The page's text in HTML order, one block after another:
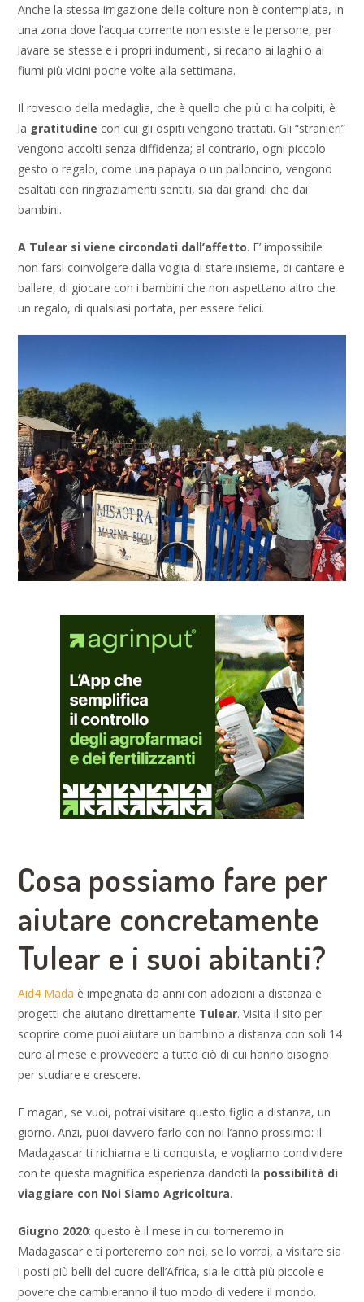
Anche la stessa irrigazione delle colture non è contemplata, in
una zona dove l’acqua corrente non esiste e le persone, per
lavare se stesse e i propri indumenti, si recano ai laghi o ai
fiumi più vicini poche volte alla settimana.
Il rovescio della medaglia, che è quello che più ci ha colpiti, è
la gratitudine con cui gli ospiti vengono trattati. Gli “stranieri”
vengono accolti senza diffidenza; al contrario, ogni piccolo
gesto o regalo, come una papaya o un palloncino, vengono
esaltati con ringraziamenti sentiti, sia dai grandi che dai
bambini.
A Tulear si viene circondati dall’affetto. E’ impossibile
non farsi coinvolgere dalla voglia di stare insieme, di cantare e
ballare, di giocare con i bambini che non aspettano altro che
un regalo, di qualsiasi portata, per essere felici.
Cosa possiamo fare per
aiutare concretamente
Tulear e i suoi abitanti?
Aid4 Mada è impegnata da anni con adozioni a distanza e
progetti che aiutano direttamente Tulear. Visita il sito per
scoprire come puoi aiutare un bambino a distanza con soli 14
euro al mese e provvedere a tutto ciò di cui hanno bisogno
per studiare e crescere.
E magari, se vuoi, potrai visitare questo figlio a distanza, un
giorno. Anzi, puoi davvero farlo con noi l’anno prossimo: il
Madagascar ti richiama e ti conquista, e vogliamo condividere
con te questa magnifica esperienza dandoti la possibilità di
viaggiare con Noi Siamo Agricoltura.
Giugno 2020: questo è il mese in cui torneremo in
Madagascar e ti porteremo con noi, se lo vorrai, a visitare sia
i posti più belli del cuore dell’Africa, sia le città più piccole e
povere che cambieranno il tuo modo di vedere il mondo.